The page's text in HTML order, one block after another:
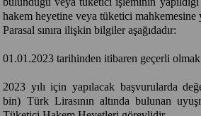
hakem heyetine veya tüketici mahkemesine
Parasal sınıra ilişkin bilgiler aşağıdadır:
01.01.2023 tarihinden itibaren geçerli olmak
2023 yılı için yapılacak başvurularda
bin) Türk Lirasının altında bulunan